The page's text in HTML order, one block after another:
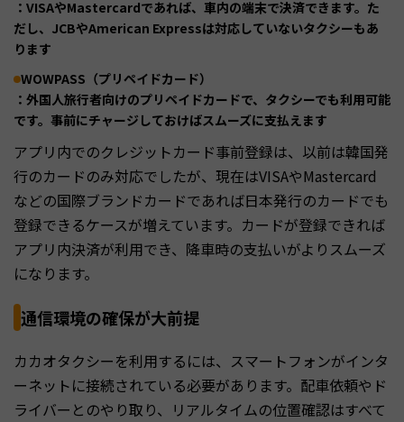
：VISAやMastercardであれば、車内の端末で決済できます。た
だし、JCBやAmerican Expressは対応していないタクシーもあ
ります
WOWPASS（プリペイドカード）
：外国人旅行者向けのプリペイドカードで、タクシーでも利用可能
です。事前にチャージしておけばスムーズに支払えます
アプリ内でのクレジットカード事前登録は、以前は韓国発
行のカードのみ対応でしたが、現在はVISAやMastercard
などの国際ブランドカードであれば日本発行のカードでも
登録できるケースが増えています。カードが登録できれば
アプリ内決済が利用でき、降車時の支払いがよりスムーズ
になります。
通信環境の確保が大前提
カカオタクシーを利用するには、スマートフォンがインタ
ーネットに接続されている必要があります。配車依頼やド
ライバーとのやり取り、リアルタイムの位置確認はすべて